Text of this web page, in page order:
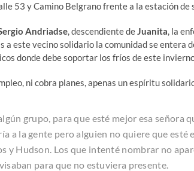
53 y Camino Belgrano frente a la estación de
Andriadse, descendiente deJuanita, la
a este vecino solidario la comunidad se entera
donde debe soportar los fríos de este
ni cobra planes, apenas un espíritu
grupo, para que esté mejor esa
a la gente pero alguien no quiere que
y Hudson. Los que intenté nombrar no
para que no estuviera presente.